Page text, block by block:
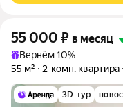
55 000 ₽ в месяц
Вернём 10%
55 м²
2-комн. квартира
3D-тур